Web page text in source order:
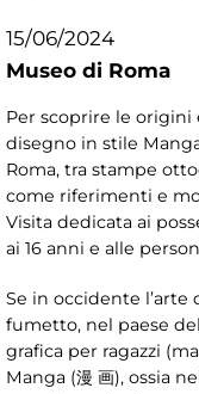
15/06/2024
Museo di Roma
Per scoprire le
disegno in stile
Roma, tra stampe
come riferimenti e
Visita dedicata ai
ai 16 anni e alle
Se in occidente
fumetto, nel paese
grafica per ragazzi
Manga (漫 画), ossia